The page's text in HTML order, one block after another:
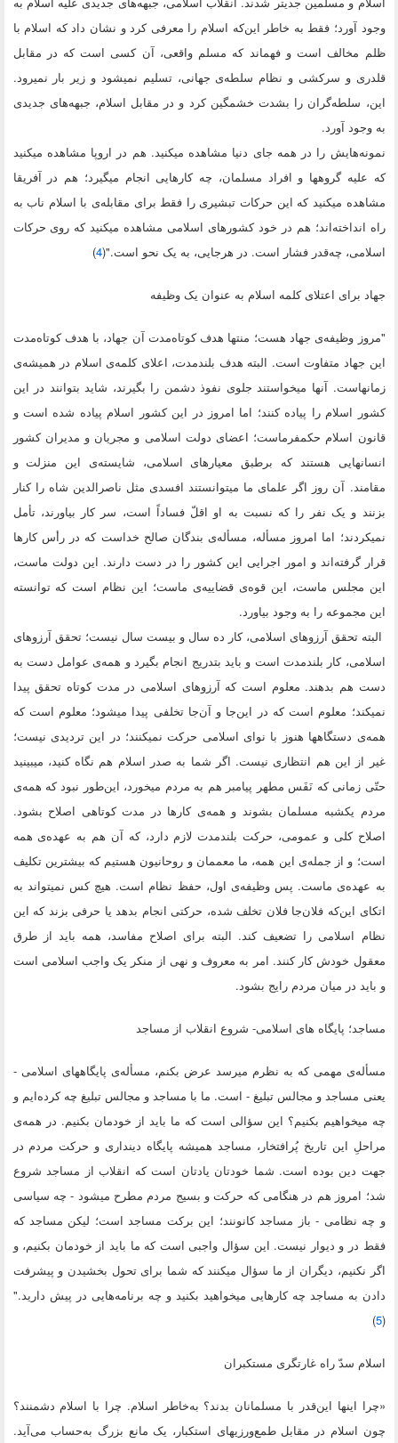
وجود آورد؛ فقط به خاطر این‌که اسلام را معرفی کرد و نشان داد که اسلام با
ظلم مخالف است و فهماند که مسلم واقعی، آن کسی است که در مقابل
قلدری و سرکشی و نظام سلطه‌ی جهانی، تسلیم نمیشود و زیر بار نمیرود.
این، سلطه‌گران را بشدت خشمگین کرد و در مقابل اسلام، جبهه‌های جدیدی
به وجود آورد.
نمونه‌هایش را در همه جای دنیا مشاهده میکنید. هم در اروپا مشاهده میکنید
که علیه گروهها و افراد مسلمان، چه کارهایی انجام میگیرد؛ هم در آفریقا
مشاهده میکنید که این حرکات تبشیری را فقط برای مقابله‌ی با اسلام ناب به
راه انداخته‌اند؛ هم در خود کشورهای اسلامی مشاهده میکنید که روی حرکات
اسلامی، چه‌قدر فشار است. در هرجایی، به یک نحو است."(4
)
جهاد برای اعتلای کلمه اسلام به عنوان یک وظیفه
"مروز وظیفه‌ی جهاد هست؛ منتها هدف کوتاه‌مدت آن جهاد، با هدف کوتاه‌مدت
این جهاد متفاوت است. البته هدف بلندمدت، اعلای کلمه‌ی اسلام در همیشه‌ی
زمانهاست. آنها میخواستند جلوی نفوذ دشمن را بگیرند، شاید بتوانند در این
کشور اسلام را پیاده کنند؛ اما امروز در این کشور اسلام پیاده شده است و
قانون اسلام حکمفرماست؛ اعضای دولت اسلامی و مجریان و مدیران کشور
انسانهایی هستند که برطبق معیارهای اسلامی، شایسته‌ی این منزلت و
مقامند. آن روز اگر علمای ما میتوانستند افسدی مثل ناصرالدین شاه را کنار
بزنند و یک نفر را که نسبت به او اقلّ فساداً است، سر کار بیاورند، تأمل
نمیکردند؛ اما امروز مسأله، مسأله‌ی بندگان صالح خداست که در رأس کارها
قرار گرفته‌اند و امور اجرایی این کشور را در دست دارند. این دولت ماست،
این مجلس ماست، این قوه‌ی قضاییه‌ی ماست؛ این نظام است که توانسته
این مجموعه را به وجود بیاورد.
البته تحقق آرزوهای اسلامی، کار ده سال و بیست سال نیست؛ تحقق آرزوهای
اسلامی، کار بلندمدت است و باید بتدریج انجام بگیرد و همه‌ی عوامل دست به
دست هم بدهند. معلوم است که آرزوهای اسلامی در مدت کوتاه تحقق پیدا
نمیکند؛ معلوم است که در این‌جا و آن‌جا تخلفی پیدا میشود؛ معلوم است که
همه‌ی دستگاهها هنوز با نوای اسلامی حرکت نمیکنند؛ در این تردیدی نیست؛
غیر از این هم انتظاری نیست. اگر شما به صدر اسلام هم نگاه کنید، میبینید
حتّی زمانی که نَفَس مطهر پیامبر هم به مردم میخورد، این‌طور نبود که همه‌ی
مردم یکشبه مسلمان بشوند و همه‌ی کارها در مدت کوتاهی اصلاح بشود.
اصلاح کلی و عمومی، حرکت بلندمدت لازم دارد، که آن هم به عهده‌ی همه
است؛ و از جمله‌ی این همه، ما معممان و روحانیون هستیم که بیشترین تکلیف
به عهده‌ی ماست. پس وظیفه‌ی اول، حفظ نظام است. هیچ کس نمیتواند به
اتکای این‌که فلان‌جا فلان تخلف شده، حرکتی انجام بدهد یا حرفی بزند که این
نظام اسلامی را تضعیف کند. البته برای اصلاح مفاسد، همه باید از طرق
معقول خودش کار کنند. امر به معروف و نهی از منکر یک واجب اسلامی است
و باید در میان مردم رایج بشود.
مساجد؛ پایگاه های اسلامی- شروع انقلاب از مساجد
مسأله‌ی مهمی که به نظرم میرسد عرض بکنم، مسأله‌ی پایگاههای اسلامی -
یعنی مساجد و مجالس تبلیغ - است. ما با مساجد و مجالس تبلیغ چه کرده‌ایم و
چه میخواهیم بکنیم؟ این سؤالی است که ما باید از خودمان بکنیم. در همه‌ی
مراحلِ این تاریخ پُرافتخار، مساجد همیشه پایگاه دینداری و حرکت مردم در
جهت دین بوده است. شما خودتان یادتان است که انقلاب از مساجد شروع
شد؛ امروز هم در هنگامی که حرکت و بسیج مردم مطرح میشود - چه سیاسی
و چه نظامی - باز مساجد کانونند؛ این برکت مساجد است؛ لیکن مساجد که
فقط در و دیوار نیست. این سؤال واجبی است که ما باید از خودمان بکنیم، و
اگر نکنیم، دیگران از ما سؤال میکنند که شما برای تحول بخشیدن و پیشرفت
دادن به مساجد چه کارهایی میخواهید بکنید و چه برنامه‌هایی در پیش دارید."
(
5
)
اسلام سدّ راه غارتگری مستکبران
«چرا اینها این‌قدر با مسلمانان بدند؟ به‌خاطر اسلام. چرا با اسلام دشمنند؟
چون اسلام در مقابل طمع‌ورزیهای استکبار، یک مانع بزرگ به‌حساب می‌آید.